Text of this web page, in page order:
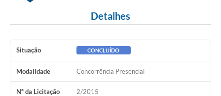
Detalhes
Situação CONCLUÍDO
Modalidade Concorrência Presencial
Nº da Licitação 2/2015